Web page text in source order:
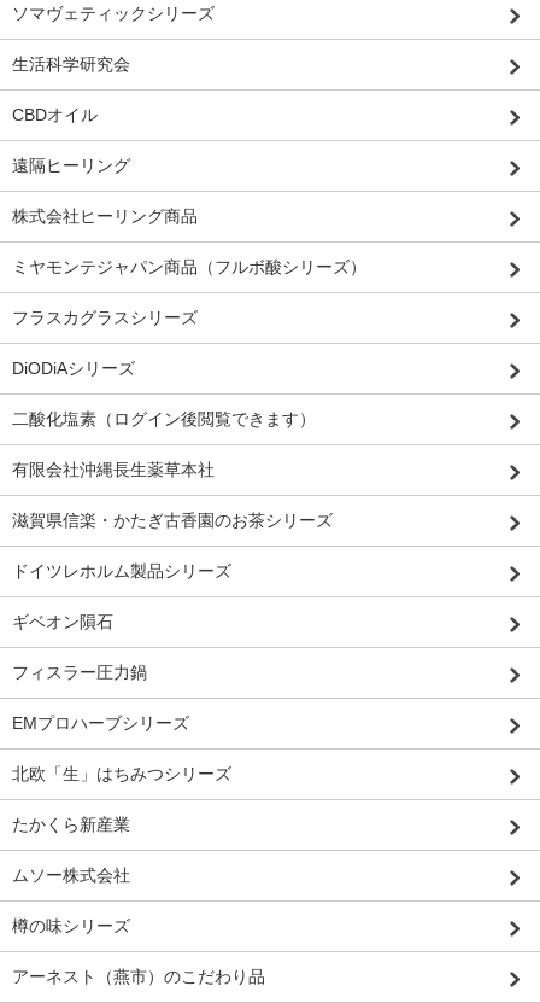
ソマヴェティックシリーズ
生活科学研究会
CBDオイル
遠隔ヒーリング
株式会社ヒーリング商品
ミヤモンテジャパン商品（フルボ酸シリーズ）
フラスカグラスシリーズ
DiODiAシリーズ
二酸化塩素（ログイン後閲覧できます）
有限会社沖縄長生薬草本社
滋賀県信楽・かたぎ古香園のお茶シリーズ
ドイツレホルム製品シリーズ
ギベオン隕石
フィスラー圧力鍋
EMプロハーブシリーズ
北欧「生」はちみつシリーズ
たかくら新産業
ムソー株式会社
樽の味シリーズ
アーネスト（燕市）のこだわり品